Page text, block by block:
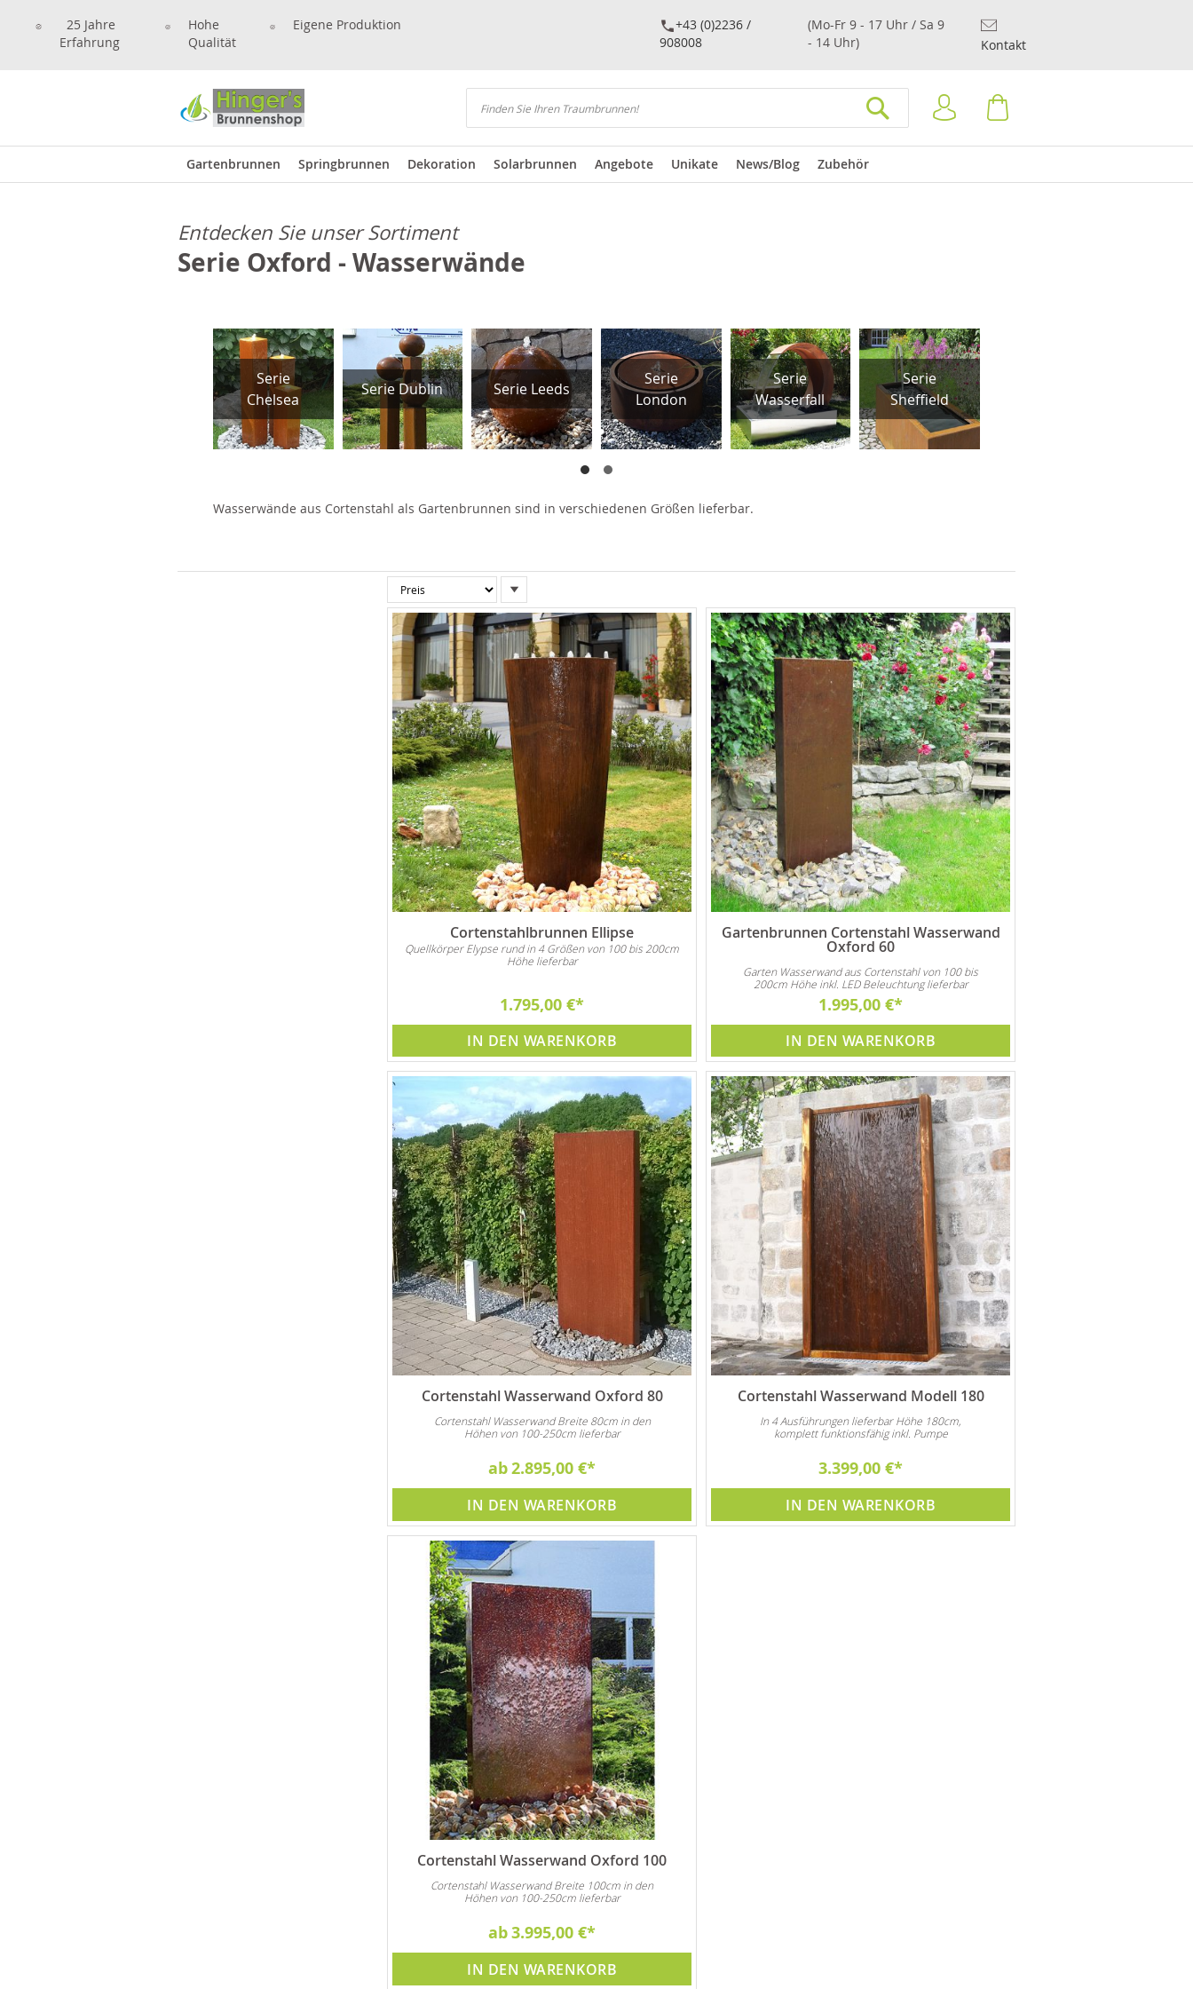
25 Jahre
Erfahrung
Hohe
Qualität
Eigene Produktion
+43 (0)2236 /
908008
(Mo-Fr 9 - 17 Uhr / Sa 9
- 14 Uhr)
Kontakt
Suchen
Anmelden
Gartenbrunnen Springbrunnen Dekoration Solarbrunnen Angebote Unikate News/Blog Zubehör
Entdecken Sie unser Sortiment
Serie Oxford - Wasserwände
Serie
Chelsea
Serie Dublin Serie Leeds
Serie
London
Serie
Wasserfall
Serie
Sheffield
Wasserwände aus Cortenstahl als Gartenbrunnen sind in verschiedenen Größen lieferbar.
absteigender
Reihenfolge
Cortenstahlbrunnen Ellipse
Quellkörper Elypse rund in 4 Größen von 100 bis 200cm
Höhe lieferbar
1.795,00 €
IN DEN WARENKORB
Gartenbrunnen Cortenstahl Wasserwand
Oxford 60
Garten Wasserwand aus Cortenstahl von 100 bis
200cm Höhe inkl. LED Beleuchtung lieferbar
1.995,00 €
IN DEN WARENKORB
Cortenstahl Wasserwand Oxford 80
Cortenstahl Wasserwand Breite 80cm in den
Höhen von 100-250cm lieferbar
ab2.895,00 €
IN DEN WARENKORB
Cortenstahl Wasserwand Modell 180
In 4 Ausführungen lieferbar Höhe 180cm,
komplett funktionsfähig inkl. Pumpe
3.399,00 €
IN DEN WARENKORB
Cortenstahl Wasserwand Oxford 100
Cortenstahl Wasserwand Breite 100cm in den
Höhen von 100-250cm lieferbar
ab3.995,00 €
IN DEN WARENKORB